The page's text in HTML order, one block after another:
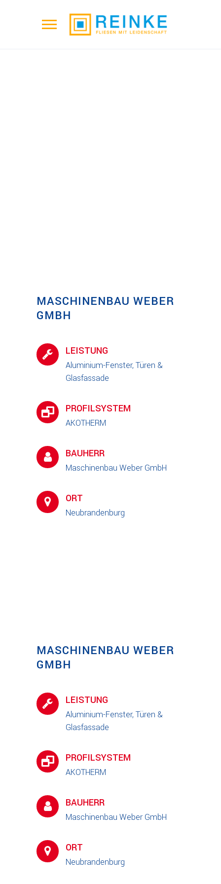
MASCHINENBAU WEBER
GMBH
LEISTUNG
Aluminium-Fenster, Türen &
Glasfassade
PROFILSYSTEM
AKOTHERM
BAUHERR
Maschinenbau Weber GmbH
ORT
Neubrandenburg
MASCHINENBAU WEBER
GMBH
LEISTUNG
Aluminium-Fenster, Türen &
Glasfassade
PROFILSYSTEM
AKOTHERM
BAUHERR
Maschinenbau Weber GmbH
ORT
Neubrandenburg